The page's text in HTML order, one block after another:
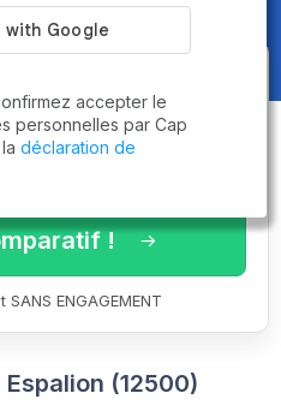
des
adaptés à vos
minutes !
!
SANS ENGAGEMENT
(12500)
accepter le
personnelles par Cap
déclaration de